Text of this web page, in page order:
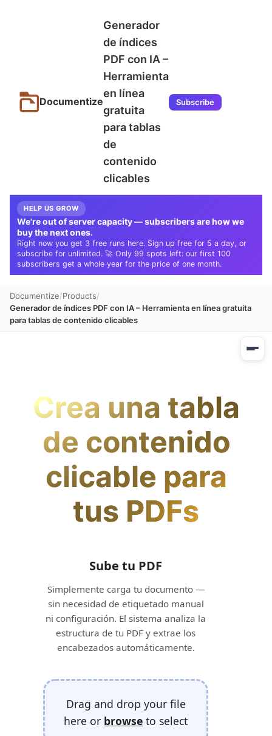
Documentize
Generador
de índices
PDF con IA –
Herramienta
en línea
gratuita
para tablas
de
contenido
clicables
Subscribe
HELP US GROW
We're out of server capacity — subscribers are how we
buy the next ones.
Right now you get 3 free runs here. Sign up free for 5 a day, or
subscribe for unlimited. 🚀 Only 99 spots left: our first 100
subscribers get a whole year for the price of one month.
Documentize Products
Generador de índices PDF con IA – Herramienta en línea gratuita
para tablas de contenido clicables
Crea una tabla
de contenido
clicable para
tus PDFs
Sube tu PDF
Simplemente carga tu documento —
sin necesidad de etiquetado manual
ni configuración. El sistema analiza la
estructura de tu PDF y extrae los
encabezados automáticamente.
Drag and drop your file
here or browse to select